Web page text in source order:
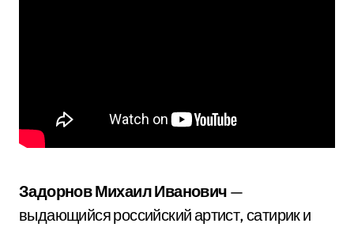
Задорнов Михаил Иванович —
выдающийся российский артист, сатирик и